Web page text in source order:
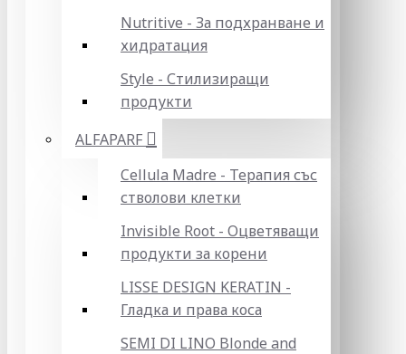
Nutritive - За подхранване и
хидратация
Style - Стилизиращи
продукти
ALFAPARF
Cellula Madre - Терапия със
стволови клетки
Invisible Root - Оцветяващи
продукти за корени
LISSE DESIGN KERATIN -
Гладка и права коса
SEMI DI LINO Blonde and